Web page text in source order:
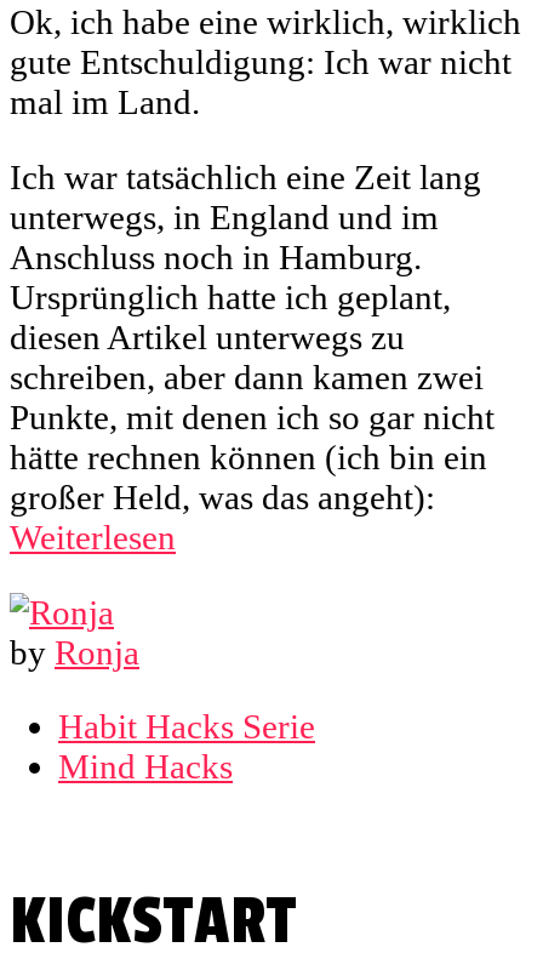
Ok, ich habe eine wirklich, wirklich
gute Entschuldigung: Ich war nicht
mal im Land.
Ich war tatsächlich eine Zeit lang
unterwegs, in England und im
Anschluss noch in Hamburg.
Ursprünglich hatte ich geplant,
diesen Artikel unterwegs zu
schreiben, aber dann kamen zwei
Punkte, mit denen ich so gar nicht
hätte rechnen können (ich bin ein
großer Held, was das angeht):
Weiterlesen
by Ronja
Habit Hacks Serie
Mind Hacks
KICKSTART